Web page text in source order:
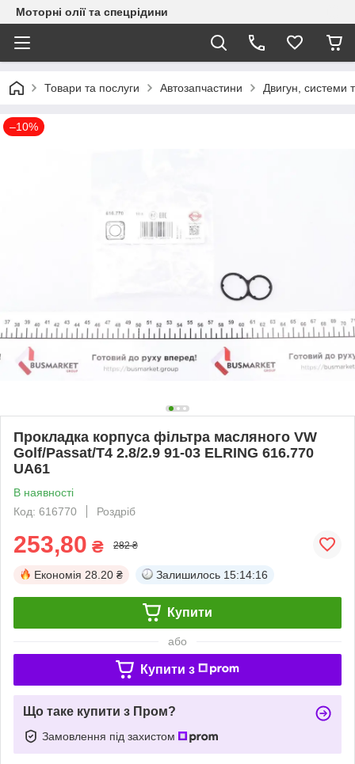
Моторні олії та спецрідини
Товари та послуги Автозапчастини Двигун, системи
–10%
Прокладка корпуса фільтра масляного VW
Golf/Passat/T4 2.8/2.9 91-03 ELRING 616.770
UA61
В наявності
Код: 616770
Роздріб
253,80 ₴ 282 ₴
Економія 28.20 ₴ Залишилось 15:14:15
Купити
або
Купити з
Що таке купити з Пром?
Замовлення під захистом